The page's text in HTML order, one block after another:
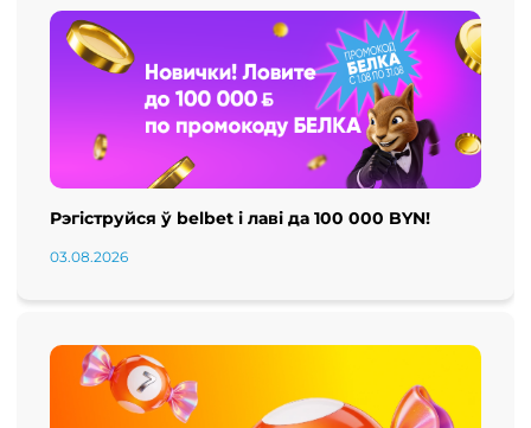
Рэгіструйся ў belbet і лаві да 100 000 BYN!
03.08.2026